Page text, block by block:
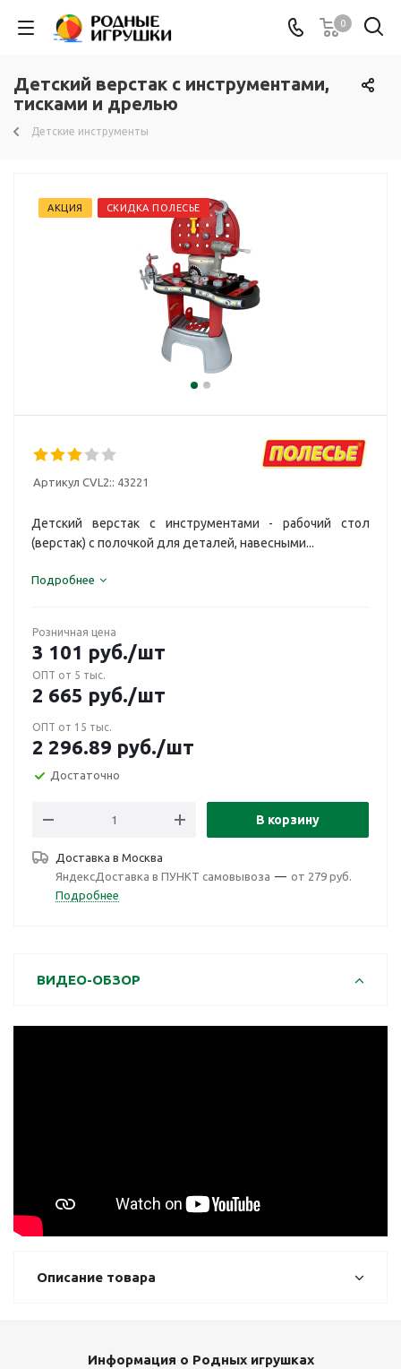
0
Детский верстак с инструментами,
тисками и дрелью
Детские инструменты
АКЦИЯ СКИДКА ПОЛЕСЬЕ
Артикул CVL2:: 43221
Детский верстак с инструментами - рабочий стол
(верстак) с полочкой для деталей, навесными...
Подробнее
Розничная цена
3 101 руб./шт
ОПТ от 5 тыс.
2 665 руб./шт
ОПТ от 15 тыс.
2 296.89 руб./шт
Достаточно
В корзину
Доставка в Москва
ЯндексДоставка в ПУНКТ самовывоза — от 279 руб.
Подробнее
ВИДЕО-ОБЗОР
Описание товара
Информация о Родных игрушках